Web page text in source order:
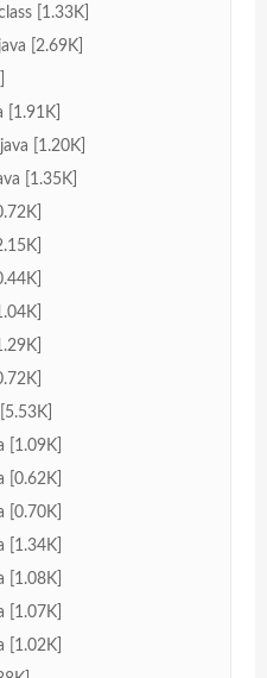
[1.33K]
[2.69K]
[1.91K]
[1.20K]
[1.35K]
[1.09K]
[0.62K]
[0.70K]
[1.34K]
[1.08K]
[1.07K]
[1.02K]